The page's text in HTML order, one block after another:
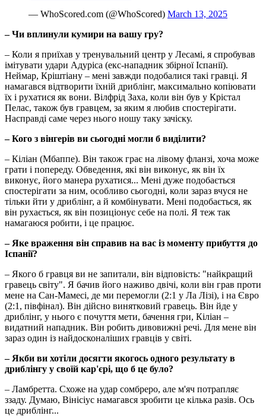
— WhoScored.com (@WhoScored) March 13, 2025
– Чи вплинули кумири на вашу гру?
– Коли я приїхав у тренувальний центр у Лесамі, я спробував
імітувати удари Адуріса (екс-нападник збірної Іспанії).
Неймар, Кріштіану – мені завжди подобалися такі гравці. Я
намагався відтворити їхній дриблінг, максимально копіювати
їх і рухатися як вони. Вілфрід Заха, коли він був у Крістал
Пелас, також був гравцем, за яким я любив спостерігати.
Насправді саме через нього ношу таку зачіску.
– Кого з вінгерів ви сьогодні могли б виділити?
– Кіліан (Мбаппе). Він також грає на лівому фланзі, хоча може
грати і попереду. Обведення, які він виконує, як він їх
виконує, його манера рухатися... Мені дуже подобається
спостерігати за ним, особливо сьогодні, коли зараз вчуся не
тільки йти у дриблінг, а й комбінувати. Мені подобається, як
він рухається, як він позиціонує себе на полі. Я теж так
намагаюся робити, і це працює.
– Яке враження він справив на вас із моменту прибуття до
Іспанії?
– Якого б гравця ви не запитали, він відповість: "найкращий
гравець світу". Я бачив його наживо двічі, коли він грав проти
мене на Сан-Мамесі, де ми перемогли (2:1 у Ла Лізі), і на Євро
(2:1, півфінал). Він дійсно винятковий гравець. Він йде у
дриблінг, у нього є почуття мети, бачення гри, Кіліан –
видатний нападник. Він робить дивовижні речі. Для мене він
зараз один із найдосконаліших гравців у світі.
– Якби ви хотіли досягти якогось одного результату в
дриблінгу у своїй кар'єрі, що б це було?
– Ламбретта. Схоже на удар сомбреро, але м'яч потрапляє
ззаду. Думаю, Вінісіус намагався зробити це кілька разів. Ось
це дриблінг...